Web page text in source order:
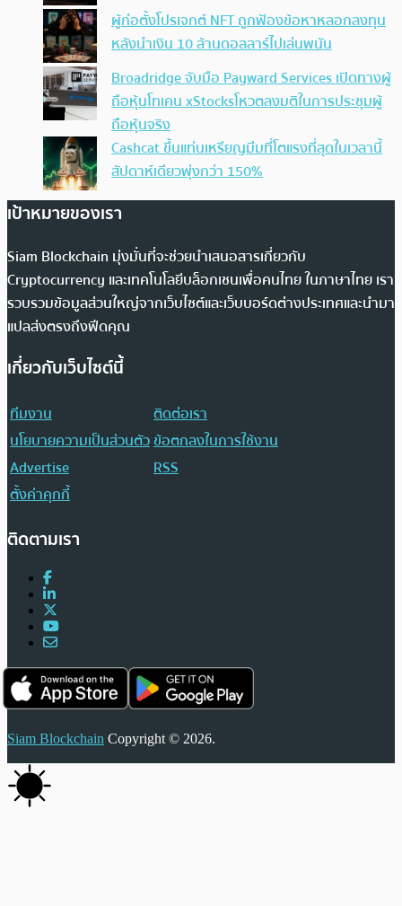
ผู้ก่อตั้งโปรเจกต์ NFT ถูกฟ้องข้อหาหลอกลงทุน
หลังนำเงิน 10 ล้านดอลลาร์ไปเล่นพนัน
Broadridge จับมือ Payward Services เปิดทางผู้
ถือหุ้นโทเคน xStocksโหวตลงมติในการประชุมผู้
ถือหุ้นจริง
Cashcat ขึ้นแท่นเหรียญมีมที่โตแรงที่สุดในเวลานี้
สัปดาห์เดียวพุ่งกว่า 150%
เป้าหมายของเรา
Siam Blockchain มุ่งมั่นที่จะช่วยนำเสนอสารเกี่ยวกับ
Cryptocurrency และเทคโนโลยีบล็อกเชนเพื่อคนไทย ในภาษาไทย เรา
รวบรวมข้อมูลส่วนใหญ่จากเว็บไซต์และเว็บบอร์ดต่างประเทศและนำมา
แปลส่งตรงถึงฟีดคุณ
เกี่ยวกับเว็บไซต์นี้
ทีมงาน
ติดต่อเรา
นโยบายความเป็นส่วนตัวข้อตกลงในการใช้งาน
Advertise
RSS
ตั้งค่าคุกกี้
ติดตามเรา
Siam Blockchain Copyright © 2026.